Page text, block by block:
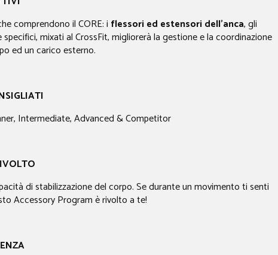
comprendono il CORE: i flessori ed estensori dell’anca, gli
mixati al CrossFit, migliorerà la gestione e la coordinazione
ed un carico esterno.
Intermediate, Advanced & Competitor
di stabilizzazione del corpo. Se durante un movimento ti senti
Accessory Program è rivolto a te!